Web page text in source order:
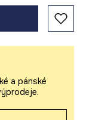
a pánské